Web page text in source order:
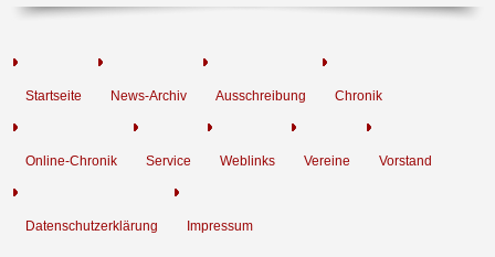
Startseite News-Archiv Ausschreibung Chronik
Online-Chronik Service Weblinks Vereine Vorstand
Datenschutzerklärung Impressum